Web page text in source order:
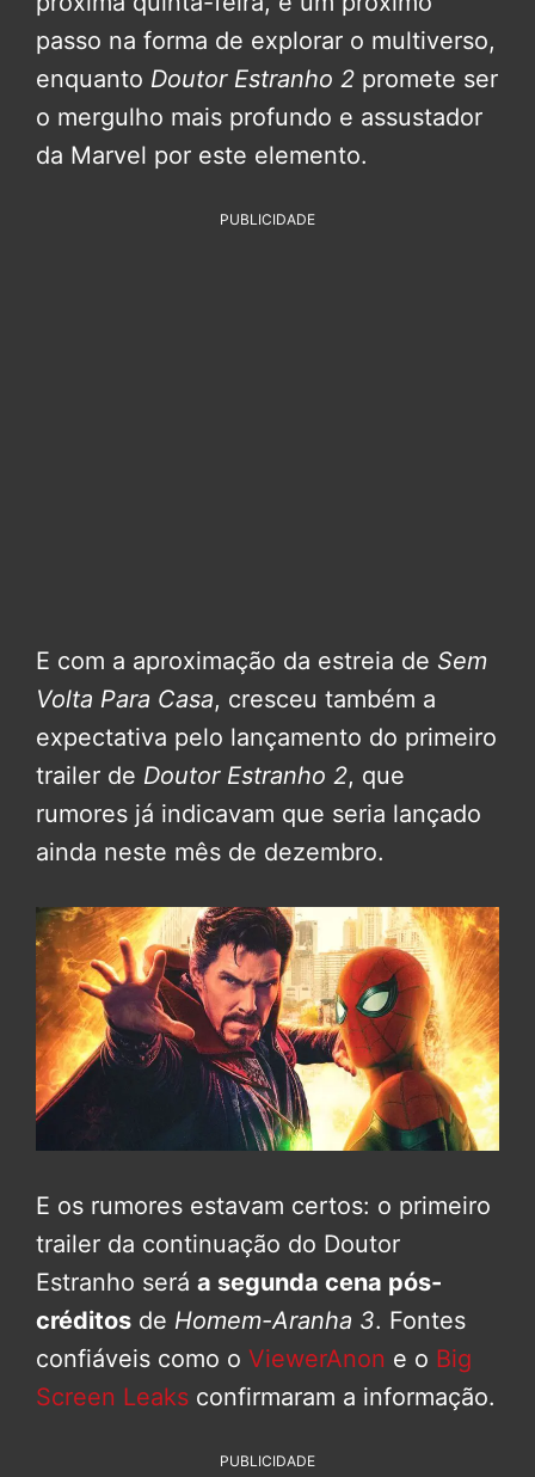
passo na forma de explorar o multiverso,
enquanto Doutor Estranho 2 promete ser
o mergulho mais profundo e assustador
da Marvel por este elemento.
PUBLICIDADE
E com a aproximação da estreia de Sem
Volta Para Casa, cresceu também a
expectativa pelo lançamento do primeiro
trailer de Doutor Estranho 2, que
rumores já indicavam que seria lançado
ainda neste mês de dezembro.
E os rumores estavam certos: o primeiro
trailer da continuação do Doutor
Estranho será a segunda cena pós-
créditos de Homem-Aranha 3. Fontes
confiáveis como o ViewerAnon e o Big
Screen Leaks confirmaram a informação.
PUBLICIDADE